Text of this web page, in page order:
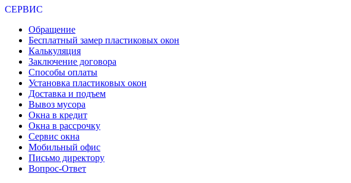
СЕРВИС
Обращение
Бесплатный замер пластиковых окон
Калькуляция
Заключение договора
Способы оплаты
Установка пластиковых окон
Доставка и подъем
Вывоз мусора
Окна в кредит
Окна в рассрочку
Сервис окна
Мобильный офис
Письмо директору
Вопрос-Ответ